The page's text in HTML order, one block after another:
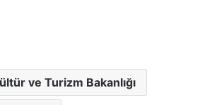
ve Turizm Bakanlığı